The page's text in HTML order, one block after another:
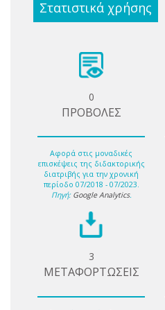
Στατιστικά χρήσης
0
ΠΡΟΒΟΛΕΣ
Αφορά στις μοναδικές
επισκέψεις της διδακτορικής
διατριβής για την χρονική
περίοδο 07/2018 - 07/2023.
Πηγή: Google Analytics.
3
ΜΕΤΑΦΟΡΤΩΣΕΙΣ